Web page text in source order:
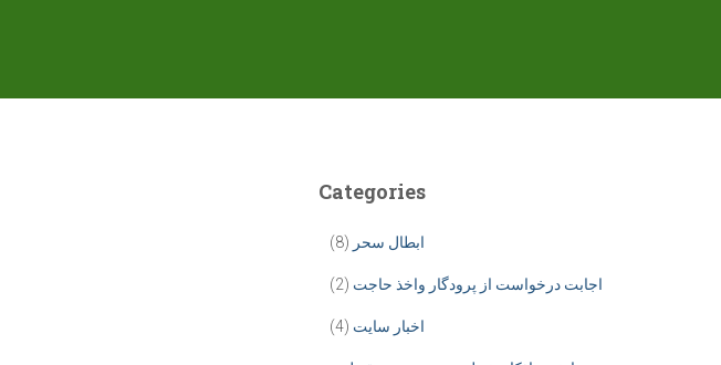
Categories
ابطال سحر (8)
اجابت درخواست از پرودگار واخذ حاجت (2)
اخبار سایت (4)